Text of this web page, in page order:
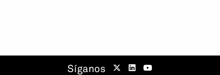
Síganos